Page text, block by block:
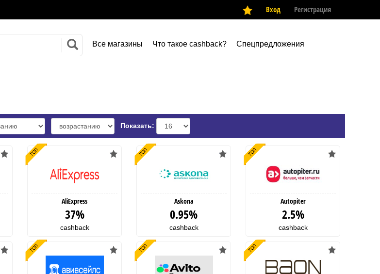
Вход Регистрация
Все магазины Что такое cashback? Спецпредложения
Показать:
AliExpress
37%
cashback
Askona
0.95%
cashback
Autopiter
2.5%
cashback